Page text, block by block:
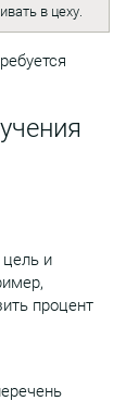
в цеху.
и
процент